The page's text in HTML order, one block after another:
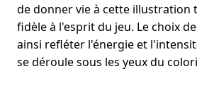
de donner vie à cette illustration
fidèle à l'esprit du jeu. Le choix
ainsi refléter l'énergie et
se déroule sous les yeux du